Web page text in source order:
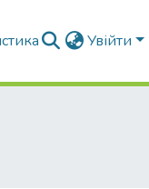
Увійти